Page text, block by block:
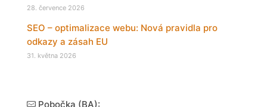
28. července 2026
SEO – optimalizace webu: Nová pravidla pro
odkazy a zásah EU
31. května 2026
Pobočka (BA):